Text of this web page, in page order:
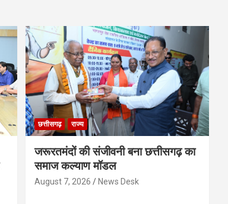
छत्तीसगढ़ राज्य
जरूरतमंदों की संजीवनी बना छत्तीसगढ़ का
समाज कल्याण मॉडल
August 7, 2026 News Desk